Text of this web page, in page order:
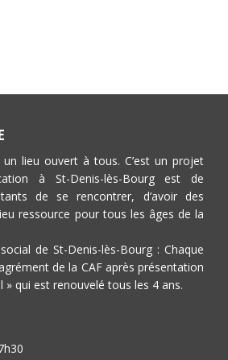
lieu ouvert à tous. C’est un projet
à St-Denis-lès-Bourg est de
de se rencontrer, d’avoir des
ressource pour tous les âges de la
de St-Denis-lès-Bourg : Chaque
de la CAF après présentation
» qui est renouvelé tous les 4 ans.